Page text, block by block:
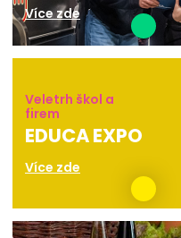
Více zde
Veletrh škol a
firem
EDUCA EXPO
Více zde